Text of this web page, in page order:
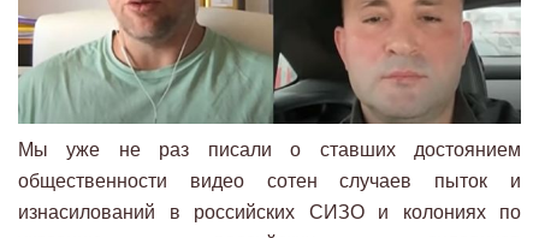
Мы уже не раз писали о ставших достоянием
общественности видео сотен случаев пыток и
изнасилований в российских СИЗО и колониях по